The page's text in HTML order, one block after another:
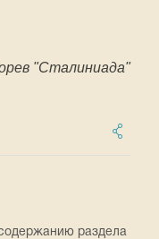
"Сталиниада"
раздела